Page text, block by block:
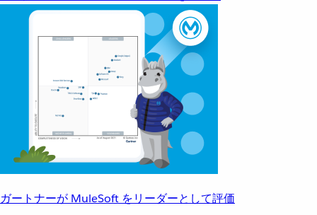
ガートナーが MuleSoft をリーダーとして評価